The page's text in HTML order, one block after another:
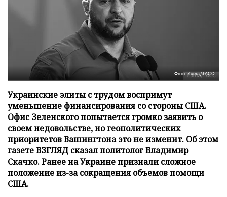
Фото: Zuma/ТАСС
Украинские элиты с трудом воспримут
уменьшение финансирования со стороны США.
Офис Зеленского попытается громко заявить о
своем недовольстве, но геополитических
приоритетов Вашингтона это не изменит. Об этом
газете ВЗГЛЯД сказал политолог Владимир
Скачко. Ранее на Украине признали сложное
положение из-за сокращения объемов помощи
США.